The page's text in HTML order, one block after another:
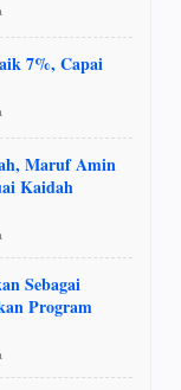
7%, Capai
Maruf Amin
Kaidah
Sebagai
Program